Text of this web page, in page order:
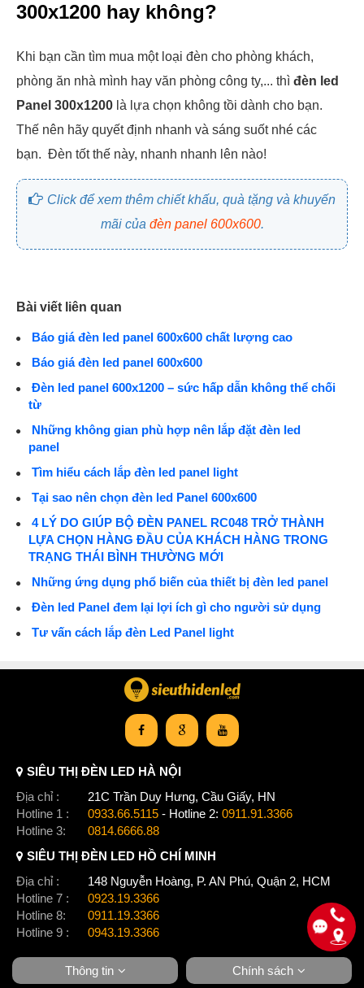
300x1200 hay không?
Khi bạn cần tìm mua một loại đèn cho phòng khách,
phòng ăn nhà mình hay văn phòng công ty,... thì đèn led
Panel 300x1200 là lựa chọn không tồi dành cho bạn.
Thế nên hãy quyết định nhanh và sáng suốt nhé các
bạn. Đèn tốt thế này, nhanh nhanh lên nào!
Click để xem thêm chiết khấu, quà tặng và khuyến
mãi của đèn panel 600x600.
Bài viết liên quan
Báo giá đèn led panel 600x600 chất lượng cao
Báo giá đèn led panel 600x600
Đèn led panel 600x1200 – sức hấp dẫn không thể chối
từ
Những không gian phù hợp nên lắp đặt đèn led
panel
Tìm hiểu cách lắp đèn led panel light
Tại sao nên chọn đèn led Panel 600x600
4 LÝ DO GIÚP BỘ ĐÈN PANEL RC048 TRỞ THÀNH
LỰA CHỌN HÀNG ĐẦU CỦA KHÁCH HÀNG TRONG
TRẠNG THÁI BÌNH THƯỜNG MỚI
Những ứng dụng phổ biến của thiết bị đèn led panel
Đèn led Panel đem lại lợi ích gì cho người sử dụng
Tư vấn cách lắp đèn Led Panel light
SIÊU THỊ ĐÈN LED HÀ NỘI
Địa chỉ :
21C Trần Duy Hưng, Cầu Giấy, HN
Hotline 1 :
0933.66.5115 - Hotline 2: 0911.91.3366
Hotline 3:
0814.6666.88
SIÊU THỊ ĐÈN LED HỒ CHÍ MINH
Địa chỉ :
148 Nguyễn Hoàng, P. AN Phú, Quận 2, HCM
Hotline 7 :
0923.19.3366
Hotline 8:
0911.19.3366
Hotline 9 :
0943.19.3366
Thông tin Chính sách